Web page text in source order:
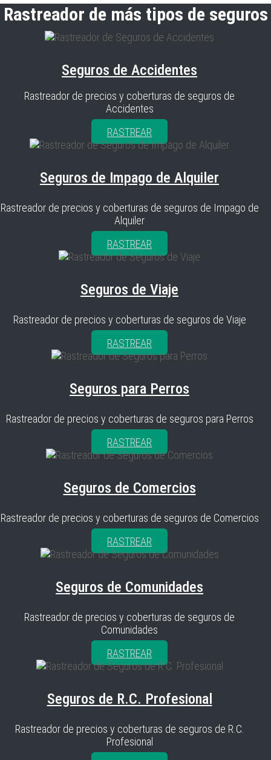
Rastreador de más tipos de seguros
Seguros de Accidentes
Rastreador de precios y coberturas de seguros de
Accidentes
RASTREAR
Seguros de Impago de Alquiler
Rastreador de precios y coberturas de seguros de Impago de
Alquiler
RASTREAR
Seguros de Viaje
Rastreador de precios y coberturas de seguros de Viaje
RASTREAR
Seguros para Perros
Rastreador de precios y coberturas de seguros para Perros
RASTREAR
Seguros de Comercios
Rastreador de precios y coberturas de seguros de Comercios
RASTREAR
Seguros de Comunidades
Rastreador de precios y coberturas de seguros de
Comunidades
RASTREAR
Seguros de R.C. Profesional
Rastreador de precios y coberturas de seguros de R.C.
Profesional